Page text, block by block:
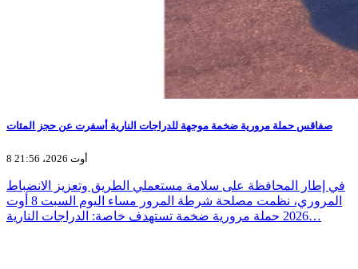
صفاقس حملة مرورية ضخمة موجهة للدراجات النارية أسفرت عن حجز المئات
8 أوت 2026، 21:56
في إطار المحافظة على سلامة مستعملي الطريق وتعزيز الانضباط
المروري، نظمت مصلحة شرطة المرور مساء اليوم السبت 8 أوت
2026 حملة مرورية ضخمة تستهدف خاصة: الدراجات النارية…